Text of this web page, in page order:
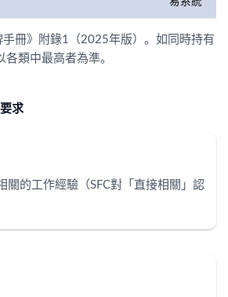
手冊》附錄1（2025年版）。如同時持有
類中最高者為準。
求
關的工作經驗（SFC對「直接相關」認